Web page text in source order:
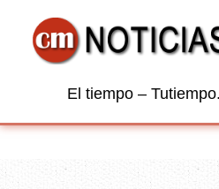
El tiempo –